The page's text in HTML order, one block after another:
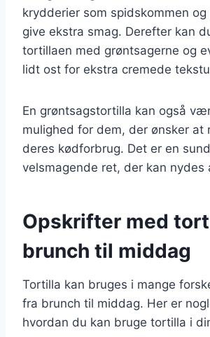
krydderier som spidskommen
give ekstra smag. Derefter kan
tortillaen med grøntsagerne og
lidt ost for ekstra cremede
En grøntsagstortilla kan også
mulighed for dem, der ønsker at
deres kødforbrug. Det er en
velsmagende ret, der kan nydes
Opskrifter med
brunch til middag
Tortilla kan bruges i mange
fra brunch til middag. Her er
hvordan du kan bruge tortilla i